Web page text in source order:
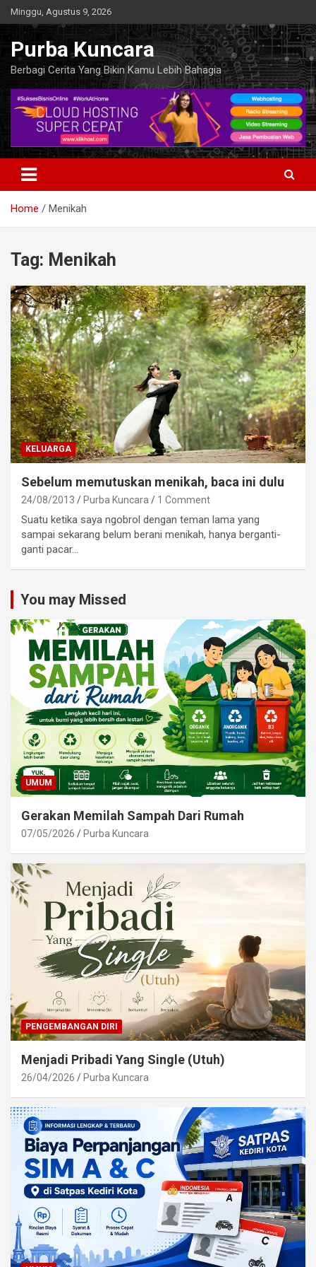
Skip
to
content
Minggu, Agustus 9, 2026
Purba Kuncara
Berbagi Cerita Yang Bikin Kamu Lebih Bahagia
Home Menikah
Tag: Menikah
KELUARGA
Sebelum memutuskan menikah, baca ini dulu
24/08/2013 Purba Kuncara 1 Comment
Suatu ketika saya ngobrol dengan teman lama yang
sampai sekarang belum berani menikah, hanya berganti-
ganti pacar…
You may Missed
UMUM
Gerakan Memilah Sampah Dari Rumah
07/05/2026 Purba Kuncara
PENGEMBANGAN DIRI
Menjadi Pribadi Yang Single (Utuh)
26/04/2026 Purba Kuncara